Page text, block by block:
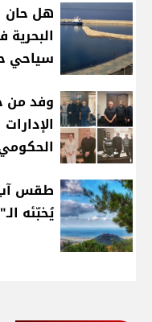
هل حان
سياحي
وفد من
طقس آب
يُخبّئه